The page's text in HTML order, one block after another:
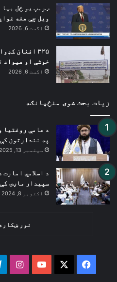
ټرمپ یو ځل
ویل چې هغه
اگست 6, 2026
۳۲۵ افغان
خوشې او هیواد
اگست 6, 2026
زیات بحث شوی منځپانګه
د عامې روغتیا
په نندارتون
سپتمبر 13, 2025
د اسلامي
سپیدار ماڼۍ
اکتوبر 8, 2024
نور
Facebook
YouTube